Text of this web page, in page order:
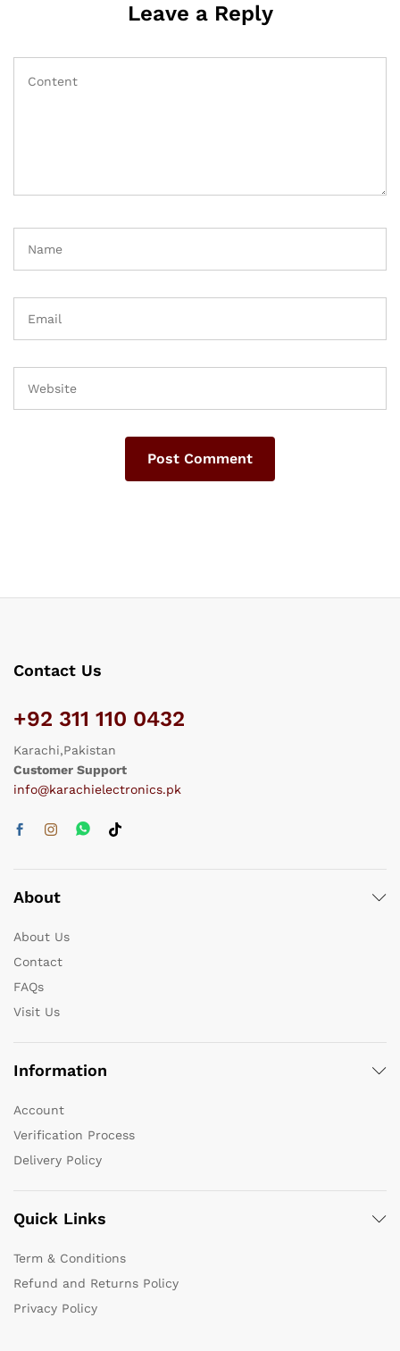
Leave a Reply
Contact Us
+92 311 110 0432
Karachi,Pakistan
Customer Support
info@karachielectronics.pk
About
About Us
Contact
FAQs
Visit Us
Information
Account
Verification Process
Delivery Policy
Quick Links
Term & Conditions
Refund and Returns Policy
Privacy Policy